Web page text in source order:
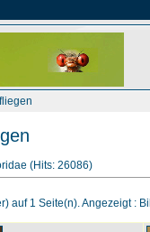
(Hits: 26086)
auf 1 Seite(n). Angezeigt :